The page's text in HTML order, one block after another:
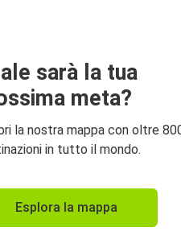
sarà la tua
meta?
la nostra mappa con oltre
in tutto il mondo.
Esplora la mappa